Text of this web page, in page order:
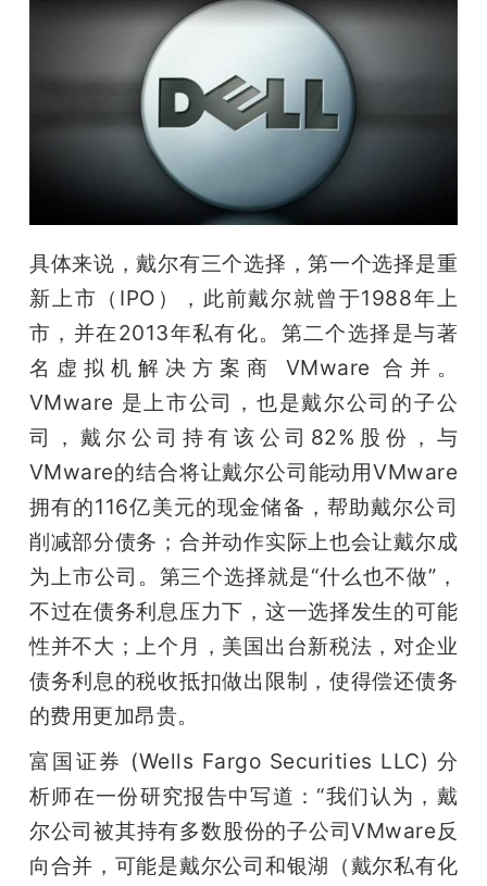
心
GAIR
专
题
爱
搞
具体来说，戴尔有三个选择，第一个选择是重
新上市（IPO），此前戴尔就曾于1988年上
市，并在2013年私有化。第二个选择是与著
名虚拟机解决方案商 VMware 合并。
VMware 是上市公司，也是戴尔公司的子公
司，戴尔公司持有该公司82%股份，与
VMware的结合将让戴尔公司能动用VMware
拥有的116亿美元的现金储备，帮助戴尔公司
削减部分债务；合并动作实际上也会让戴尔成
为上市公司。第三个选择就是“什么也不做”，
不过在债务利息压力下，这一选择发生的可能
性并不大；上个月，美国出台新税法，对企业
债务利息的税收抵扣做出限制，使得偿还债务
的费用更加昂贵。
富国证券 (Wells Fargo Securities LLC) 分
析师在一份研究报告中写道：“我们认为，戴
尔公司被其持有多数股份的子公司VMware反
向合并，可能是戴尔公司和银湖（戴尔私有化